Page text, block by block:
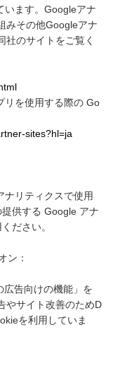
います。Googleアナ
みその他Googleアナ
社のサイトをご覧く
リを使用する際の Go
sites?hl=ja
ナリティクスで使用
供する Google アナ
ださい。
ン：
広告向けの機能」を
やサイト改善のためD
を利用していま